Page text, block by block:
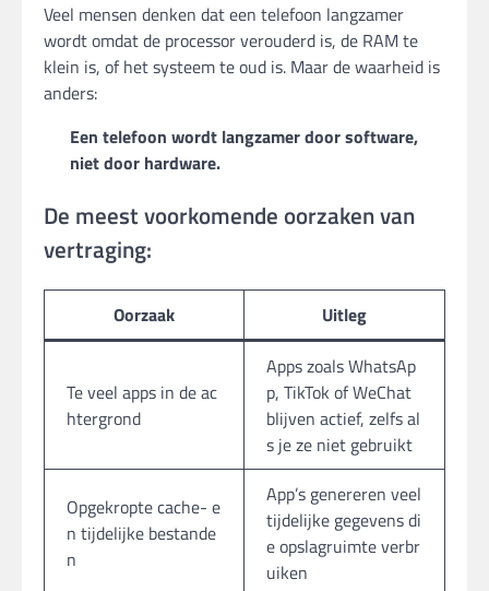
Veel mensen denken dat een telefoon langzamer
wordt omdat de processor verouderd is, de RAM te
klein is, of het systeem te oud is. Maar de waarheid is
anders:
Een telefoon wordt langzamer door software,
niet door hardware.
De meest voorkomende oorzaken van
vertraging:
Oorzaak Uitleg
Te veel apps in de ac
htergrond
Apps zoals WhatsAp
p, TikTok of WeChat
blijven actief, zelfs al
s je ze niet gebruikt
Opgekropte cache- e
n tijdelijke bestande
n
App’s genereren veel
tijdelijke gegevens di
e opslagruimte verbr
uiken